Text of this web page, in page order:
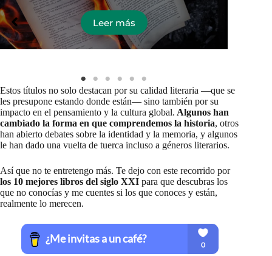
Leer más
Estos títulos no solo destacan por su calidad literaria —que se
les presupone estando donde están— sino también por su
impacto en el pensamiento y la cultura global. Algunos han
cambiado la forma en que comprendemos la historia, otros
han abierto debates sobre la identidad y la memoria, y algunos
le han dado una vuelta de tuerca incluso a géneros literarios.
Así que no te entretengo más. Te dejo con este recorrido por
los 10 mejores libros del siglo XXI para que descubras los
que no conocías y me cuentes si los que conoces y están,
realmente lo merecen.